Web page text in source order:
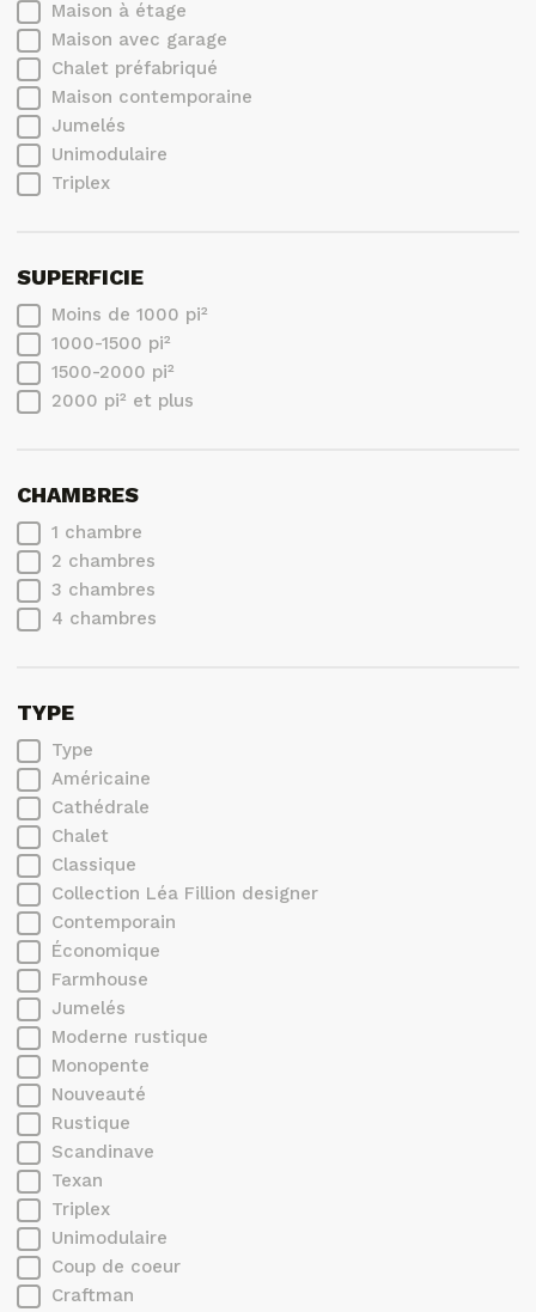
Maison à étage
Maison avec garage
Chalet préfabriqué
Maison contemporaine
Jumelés
Unimodulaire
Triplex
SUPERFICIE
Moins de 1000 pi²
1000-1500 pi²
1500-2000 pi²
2000 pi² et plus
CHAMBRES
1 chambre
2 chambres
3 chambres
4 chambres
TYPE
Type
Américaine
Cathédrale
Chalet
Classique
Collection Léa Fillion designer
Contemporain
Économique
Farmhouse
Jumelés
Moderne rustique
Monopente
Nouveauté
Rustique
Scandinave
Texan
Triplex
Unimodulaire
Coup de coeur
Craftman